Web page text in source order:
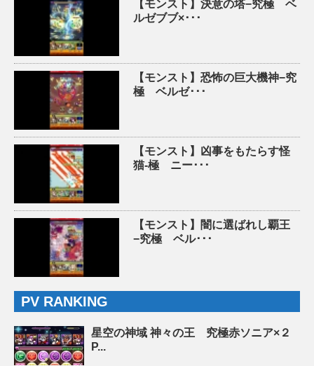
【モンスト】決意の塔−究極 ベ
ルゼブブ×･･･
【モンスト】恐怖の巨大機神−究
極 ベルゼ･･･
【モンスト】凶事をもたらす怪
猫-極 ニー･･･
【モンスト】闇に選ばれし覇王
−究極 ベル･･･
PV RANKING
星空の神域 神々の王 究極赤ソニア×２
P...